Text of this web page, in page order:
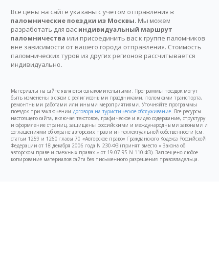
Все цены на сайте указаны с учетом отправления в
паломнические поездки из Москвы. Мы можем
разработать для вас индивидуальный маршрут
паломничества или присоединить вас к группе паломников
вне зависимости от вашего города отправления. Стоимость
паломнических туров из других регионов рассчитывается
индивидуально.
Материалы на сайте являются ознакомительными. Программы поездок могут
быть изменены в связи с религиозными праздниками, поломками транспорта,
ремонтными работами или иными мероприятиями. Уточняйте программы
поездок при заключениидоговора на туристическое обслуживание. Все ресурсы
настоящего сайта, включая текстовое, графическое и видео содержание, структуру
и оформление страниц, защищены российскими и международными законами и
соглашениями об охране авторских прав и интеллектуальной собственности (см.
статьи 1259 и 1260 главы 70 «Авторское право» Гражданского Кодекса Российской
Федерации от 18 декабря 2006 года N 230-ФЗ (принят вместо « Закона об
авторском праве и смежных правах » от 19.07.95 N 110-ФЗ). Запрещено любое
копирование материалов сайта без письменного разрешения правовладельца.